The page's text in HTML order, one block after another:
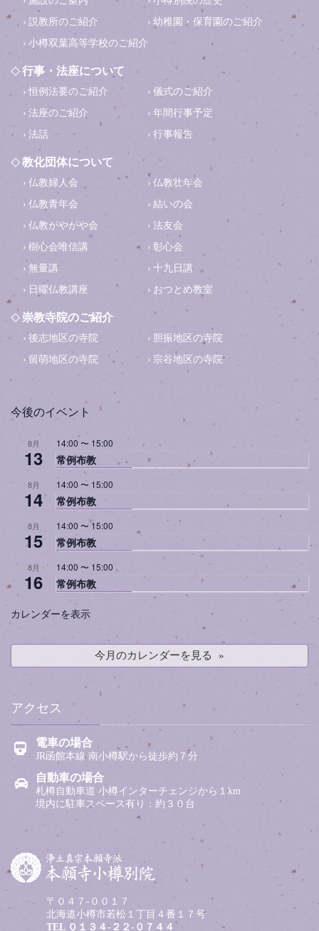
説教所のご紹介
幼稚園・保育園のご紹介
小樽双葉高等学校のご紹介
行事・法座について
恒例法要のご紹介
儀式のご紹介
法座のご紹介
年間行事予定
法話
行事報告
教化団体について
仏教婦人会
仏教壮年会
仏教青年会
結いの会
仏教がやがや会
法友会
樹心会唯信講
彰心会
無量講
十九日講
日曜仏教講座
おつとめ教室
崇教寺院のご紹介
後志地区の寺院
胆振地区の寺院
留萌地区の寺院
宗谷地区の寺院
今後のイベント
8月
13
14:00 〜 15:00
常例布教
8月
14
14:00 〜 15:00
常例布教
8月
15
14:00 〜15:00
常例布教
8月
16
14:00 〜 15:00
常例布教
カレンダーを表示
今月のカレンダーを見る
アクセス
電車の場合
JR函館本線 南小樽駅から徒歩約７分
自動車の場合
札樽自動車道 小樽インターチェンジから１km
境内に駐車スペース有り：約３０台
〒０４７-００１７
北海道小樽市若松１丁目４番１７号
TEL ０１３４-２２-０７４４